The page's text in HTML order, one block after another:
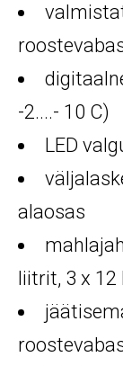
-2....- 10 C)
LED
alaosas
liitrit, 3 x